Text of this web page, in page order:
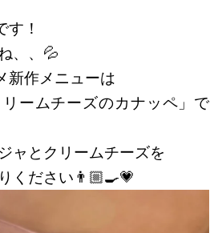
す！
、、💦
新作メニューは
リームチーズのカナッペ」で
ャとクリームチーズを
ください👨🏼‍🍳💗